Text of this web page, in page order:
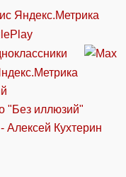
Яндекс.Метрика
"Без иллюзий"
Алексей Кухтерин